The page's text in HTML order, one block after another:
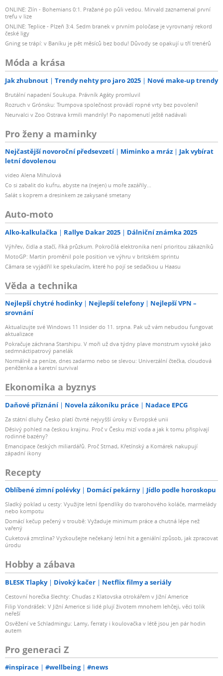
ONLINE: Zlín - Bohemians 0:1. Pražané po půli vedou. Mirvald zaznamenal první
trefu v lize
ONLINE: Teplice - Plzeň 3:4. Sedm branek v prvním poločase je vyrovnaný rekord
české ligy
Gning se trápí: v Baníku je pět měsíců bez bodu! Důvody se opakují u tří trenérů
Móda a krása
Jak zhubnout Trendy nehty pro jaro 2025 Nové make-up trendy
Brutální napadení Soukupa. Právník Agáty promluvil
Rozruch v Grónsku: Trumpova společnost provádí ropné vrty bez povolení!
Neurvalci v Zoo Ostrava krmili mandrily! Po napomenutí ještě nadávali
Pro ženy a maminky
Nejčastější novoroční předsevzetí Miminko a mráz
Jak vybírat
letní dovolenou
video Alena Mihulová
Co si zabalit do kufru, abyste na (nejen) u moře zazářily...
Salát s koprem a dresinkem ze zakysané smetany
Auto-moto
Alko-kalkulačka Rallye Dakar 2025 Dálniční známka 2025
Výhřev, čidla a stačí, říká průzkum. Pokročilá elektronika není prioritou zákazníků
MotoGP: Martin proměnil pole position ve výhru v britském sprintu
Câmara se vyjádřil ke spekulacím, které ho pojí se sedačkou u Haasu
Věda a technika
Nejlepší chytré hodinky Nejlepší telefony
Nejlepší VPN –
srovnání
Aktualizujte své Windows 11 Insider do 11. srpna. Pak už vám nebudou fungovat
aktualizace
Pokračuje záchrana Starshipu. V moři už dva týdny plave monstrum vysoké jako
sedmnáctipatrový panelák
Normálně za peníze, dnes zadarmo nebo se slevou: Univerzální čtečka, cloudová
peněženka a karetní survival
Ekonomika a byznys
Daňové přiznání Novela zákoníku práce Nadace EPCG
Za státní dluhy Česko platí čtvrté nejvyšší úroky v Evropské unii
Děsivý pohled na českou krajinu. Proč v Česku mizí voda a jak k tomu přispívají
rodinné bazény?
Emancipace českých miliardářů. Proč Strnad, Křetínský a Komárek nakupují
západní ikony
Recepty
Oblíbené zimní polévky Domácí pekárny Jídlo podle horoskopu
Sladký poklad u cesty: Využijte letní špendlíky do tvarohového koláče, marmelády
nebo kompotu
Domácí kečup pečený v troubě: Vyžaduje minimum práce a chutná lépe než
vařený
Cuketová zmrzlina? Vyzkoušejte nečekaný letní hit a geniální způsob, jak zpracovat
úrodu
Hobby a zábava
BLESK Tlapky Divoký kačer Netflix filmy a seriály
Cestovní horečka šlechty: Chuďas z Klatovska otrokářem v Jižní Americe
Filip Vondrášek: V Jižní Americe si lidé plují životem mnohem lehčeji, věci tolik
neřeší
Osvěžení ve Schladmingu: Lamy, ferraty i koulovačka v létě jsou jen pár hodin
autem
Pro generaci Z
#inspirace #wellbeing #news